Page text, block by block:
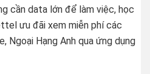
cần data lớn để làm việc, học
ưu đãi xem miễn phí các
Ngoại Hạng Anh qua ứng dụng